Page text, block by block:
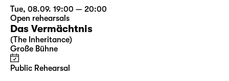
Tue, 08.09. 19:00 — 20:00
Open rehearsals
Das Vermächtnis
(The Inheritance)
Große Bühne
Public Rehearsal